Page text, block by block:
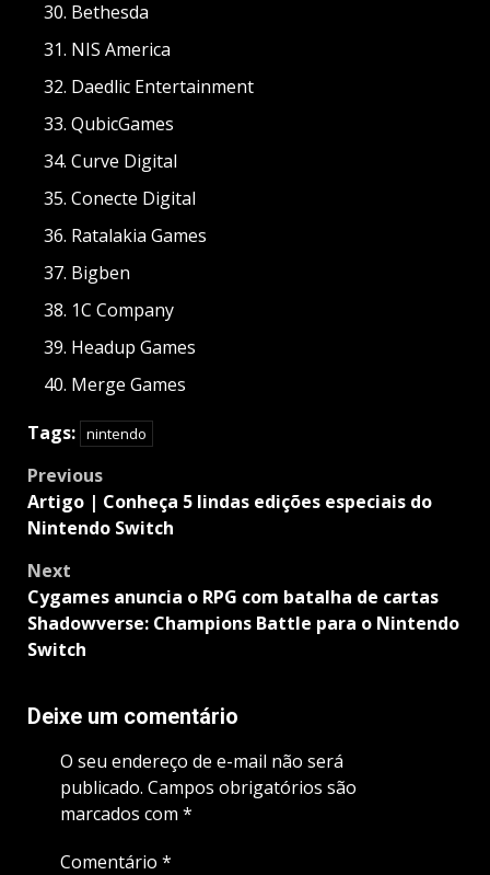
Bethesda
NIS America
Daedlic Entertainment
QubicGames
Curve Digital
Conecte Digital
Ratalakia Games
Bigben
1C Company
Headup Games
Merge Games
Tags: nintendo
Post
navigation
Previous
Artigo | Conheça 5 lindas edições especiais do
Nintendo Switch
Next
Cygames anuncia o RPG com batalha de cartas
Shadowverse: Champions Battle para o Nintendo
Switch
Deixe um comentário
O seu endereço de e-mail não será
publicado. Campos obrigatórios são
marcados com *
Comentário *